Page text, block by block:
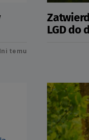
temu
LGD do